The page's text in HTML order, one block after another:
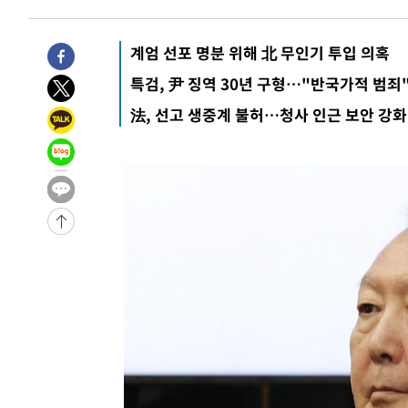
계엄 선포 명분 위해 北 무인기 투입 의혹
특검, 尹 징역 30년 구형…"반국가적 범
法, 선고 생중계 불허…청사 인근 보안 강화